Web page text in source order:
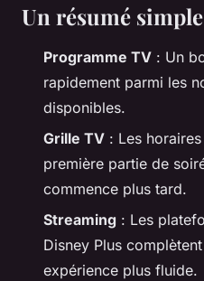
Un résumé simple
Programme TV : Un
rapidement parmi les
disponibles.
Grille TV : Les
première partie de
commence plus tard.
Streaming : Les
Disney Plus
expérience plus fluide.